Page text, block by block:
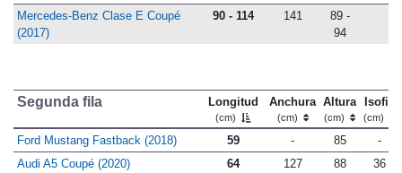
Mercedes-Benz Clase E Coupé
(2017)
90 - 114 141
89 -
94
Segunda fila Longitud
(cm)
Anchura
(cm)
Altura
(cm)
Isofix
(cm)
Ford Mustang Fastback (2018) 59 - 85
-
Audi A5 Coupé (2020)
64 127 88
36